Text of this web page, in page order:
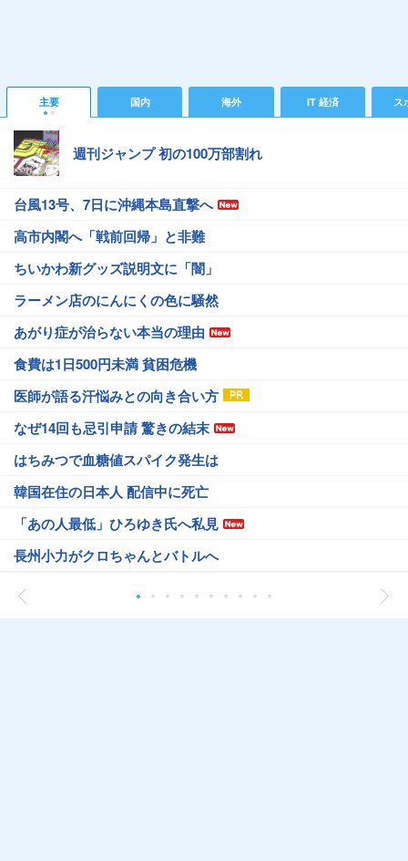
主要 国内 海外 IT 経済 ス
週刊ジャンプ 初の100万部割れ
台風13号、7日に沖縄本島直撃へ
高市内閣へ「戦前回帰」と非難
ちいかわ新グッズ説明文に「闇」
ラーメン店のにんにくの色に騒然
あがり症が治らない本当の理由
食費は1日500円未満 貧困危機
医師が語る汗悩みとの向き合い方
なぜ14回も忌引申請 驚きの結末
はちみつで血糖値スパイク発生は
韓国在住の日本人 配信中に死亡
「あの人最低」ひろゆき氏へ私見
長州小力がクロちゃんとバトルへ